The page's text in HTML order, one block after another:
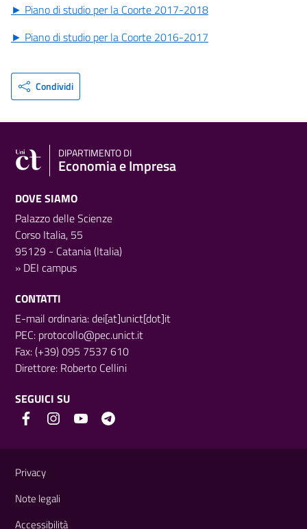
► Piano di studio per la Coorte 2017-2018
► Piano di studio per la Coorte 2016-2017
Condividi
DIPARTIMENTO DI
Economia e Impresa
DOVE SIAMO
Palazzo delle Scienze
Corso Italia, 55
95129 - Catania (Italia)
» DEI campus
CONTATTI
E-mail ordinaria: dei[at]unict[dot]it
PEC: protocollo@pec.unict.it
Fax: (+39) 095 7537 610
Direttore: Roberto Cellini
SEGUICI SU
Privacy
Note legali
Accessibilità